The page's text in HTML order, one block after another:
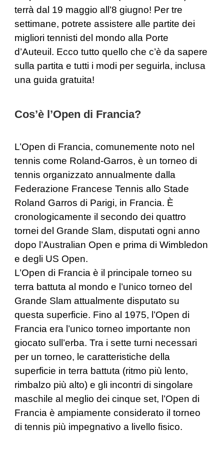
terrà dal 19 maggio all’8 giugno! Per tre
settimane, potrete assistere alle partite dei
migliori tennisti del mondo alla Porte
d’Auteuil. Ecco tutto quello che c’è da sapere
sulla partita e tutti i modi per seguirla, inclusa
una guida gratuita!
Cos’è l’Open di Francia?
L’Open di Francia, comunemente noto nel
tennis come Roland-Garros, è un torneo di
tennis organizzato annualmente dalla
Federazione Francese Tennis allo Stade
Roland Garros di Parigi, in Francia. È
cronologicamente il secondo dei quattro
tornei del Grande Slam, disputati ogni anno
dopo l’Australian Open e prima di Wimbledon
e degli US Open.
L’Open di Francia è il principale torneo su
terra battuta al mondo e l’unico torneo del
Grande Slam attualmente disputato su
questa superficie. Fino al 1975, l’Open di
Francia era l’unico torneo importante non
giocato sull’erba. Tra i sette turni necessari
per un torneo, le caratteristiche della
superficie in terra battuta (ritmo più lento,
rimbalzo più alto) e gli incontri di singolare
maschile al meglio dei cinque set, l’Open di
Francia è ampiamente considerato il torneo
di tennis più impegnativo a livello fisico.